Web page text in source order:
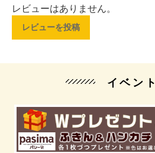
レビューはありません。
レビューを投稿
イベント